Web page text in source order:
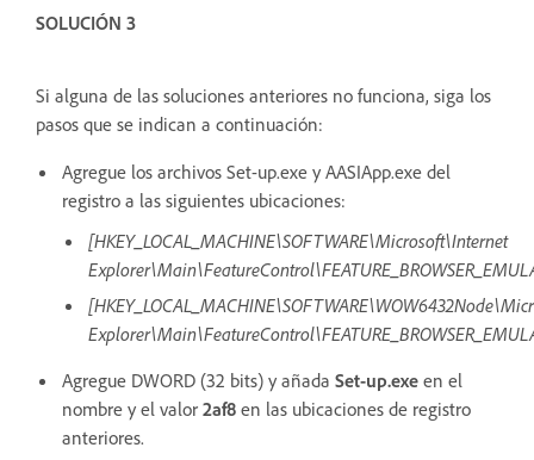
SOLUCIÓN 3
Si alguna de las soluciones anteriores no funciona, siga los
pasos que se indican a continuación:
Agregue los archivos Set-up.exe y AASIApp.exe del
registro a las siguientes ubicaciones:
[HKEY_LOCAL_MACHINE\SOFTWARE\Microsoft\Internet
Agregue DWORD (32 bits) y añada Set-up.exe en el
nombre y el valor 2af8 en las ubicaciones de registro
anteriores.